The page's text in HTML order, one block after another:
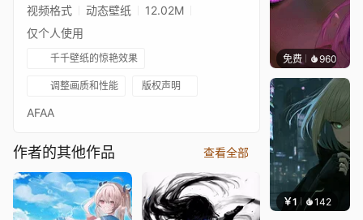
视频格式 动态壁纸
12.02M
仅个人使用
千千壁纸的惊艳效果
调整画质和性能 版权声明
AFAA
作者的其他作品 查看全部
免费 960辰东
￥1 142